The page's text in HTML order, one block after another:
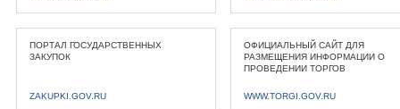
ПОРТАЛ ГОСУДАРСТВЕННЫХ
ЗАКУПОК
ZAKUPKI.GOV.RU
ОФИЦИАЛЬНЫЙ САЙТ ДЛЯ
РАЗМЕЩЕНИЯ ИНФОРМАЦИИ О
ПРОВЕДЕНИИ ТОРГОВ
WWW.TORGI.GOV.RU